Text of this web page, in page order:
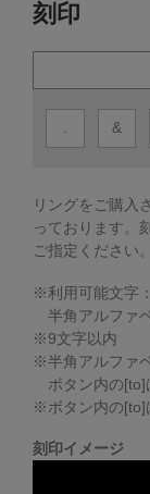
刻印
. &
リングをご購入
っております。
ご指定ください。
※利用可能文字：
半角アルファ
※9文字以内
※半角アルファ
ボタン内の[to]
※ボタン内の[to]
刻印イメージ